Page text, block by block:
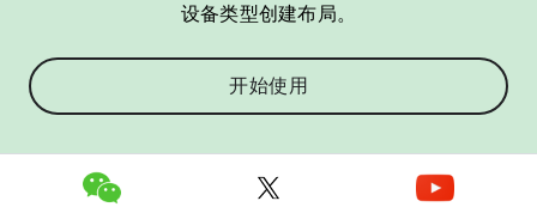
设备类型创建布局。
开始使用